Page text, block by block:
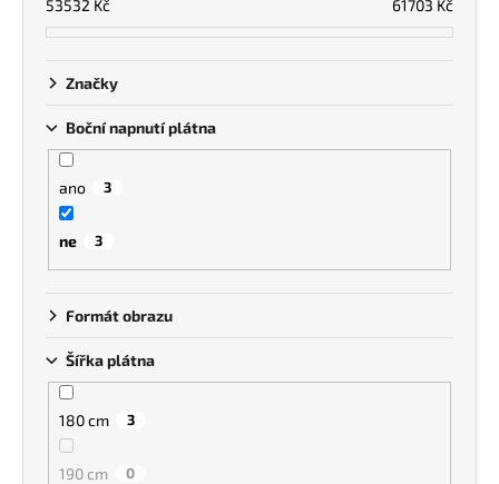
53532 Kč 61703 Kč
Značky
Boční napnutí plátna
ano 3
ne 3
Formát obrazu
Šířka plátna
180 cm 3
190 cm 0